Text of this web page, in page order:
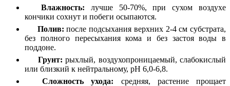
Влажность: лучше 50-70%, при сухом воздухе
кончики сохнут и побеги осыпаются.
Полив: после подсыхания верхних 2-4 см субстрата,
без полного пересыхания кома и без застоя воды в
поддоне.
Грунт: рыхлый, воздухопроницаемый, слабокислый
или близкий к нейтральному, pH 6,0-6,8.
Сложность ухода: средняя, растение прощает